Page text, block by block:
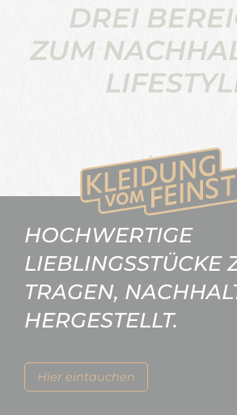
DREI
ZUM
Hier eintauchen
HOCHWERTIGE
LIEBLINGSSTÜCKE
TRAGEN,
HERGESTELLT.